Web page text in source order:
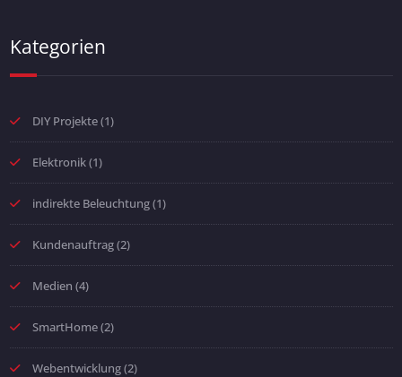
Kategorien
DIY Projekte(1)
Elektronik(1)
indirekte Beleuchtung(1)
Kundenauftrag(2)
Medien (4)
SmartHome(2)
Webentwicklung(2)